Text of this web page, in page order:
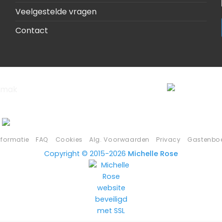
Veelgestelde vragen
Contact
FAQ Cookies Alg. Voorwaarden Privacy
Copyright © 2015-2026 Michelle Rose